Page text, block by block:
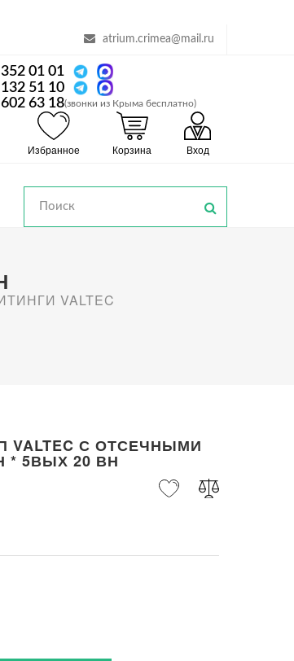
atrium.crimea@mail.ru
01 01
51 10
63 18(звонки из Крыма бесплатно)
Избранное Корзина Вход
VALTEC
VALTEC С ОТСЕЧНЫМИ
* 5ВЫХ 20 ВН